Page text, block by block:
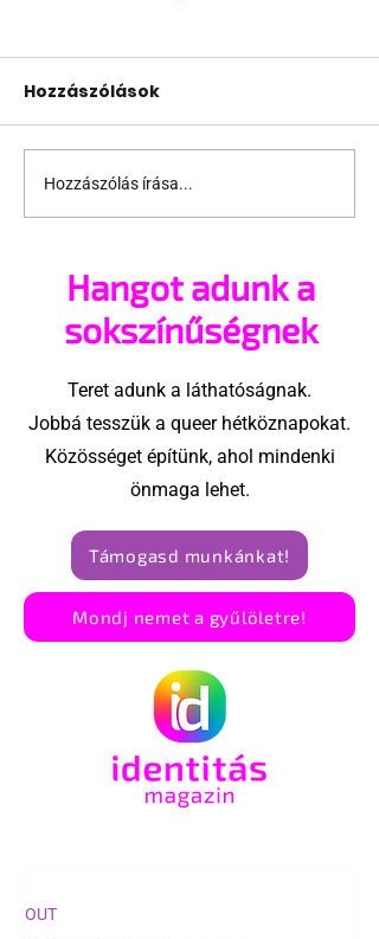
Támogathatsz és
ajánlhatsz: Te is részt
megvalósításában
Hozzászólások
Hozzászólás írása...
Hangot adunk a
sokszínűségnek
Teret adunk a láthatóságnak.
Jobbá tesszük a queer hétköznapokat.
Közösséget építünk, ahol mindenki
önmaga lehet.
Támogasd munkánkat!
Mondj nemet a gyűlöletre!
OUT